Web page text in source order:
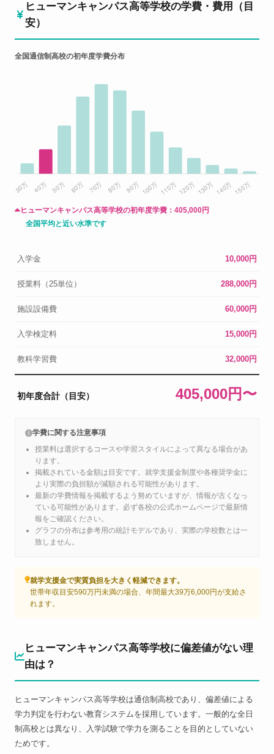
ヒューマンキャンパス高等学校の学費・費用（目
安）
全国通信制高校の初年度学費分布
ヒューマンキャンパス高等学校の初年度学費： 405,000円
全国平均と近い水準です
入学金 10,000円
授業料（25単位） 288,000円
施設設備費 60,000円
入学検定料 15,000円
教科学習費 32,000円
初年度合計（目安） 405,000円〜
学費に関する注意事項
授業料は選択するコースや学習スタイルによって異なる場合があ
ります。
掲載されている金額は目安です。就学支援金制度や各種奨学金に
より実際の負担額が減額される可能性があります。
最新の学費情報を掲載するよう努めていますが、情報が古くなっ
ている可能性があります。必ず各校の公式ホームページで最新情
報をご確認ください。
グラフの分布は参考用の統計モデルであり、実際の学校数とは一
致しません。
就学支援金で実質負担を大きく軽減できます。
世帯年収目安590万円未満の場合、年間最大39万6,000円が支給さ
れます。
ヒューマンキャンパス高等学校に偏差値がない理
由は？
ヒューマンキャンパス高等学校は通信制高校であり、偏差値による
学力判定を行わない教育システムを採用しています。一般的な全日
制高校とは異なり、入学試験で学力を測ることを目的としていない
ためです。